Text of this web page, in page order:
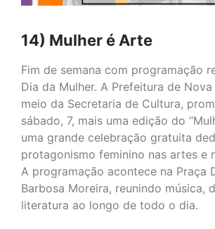
14) Mulher é Arte
Fim de semana com programação
Dia da Mulher. A Prefeitura de
meio da Secretaria de Cultura,
sábado, 7, mais uma edição do
uma grande celebração gratuita
protagonismo feminino nas artes e
A programação acontece na Praça
Barbosa Moreira, reunindo música,
literatura ao longo de todo o dia.